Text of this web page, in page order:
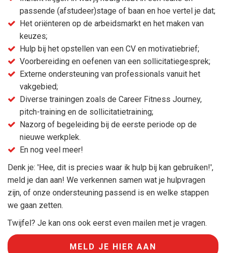
passende (afstudeer)stage of baan en hoe vertel je dat;
Het oriënteren op de arbeidsmarkt en het maken van
keuzes;
Hulp bij het opstellen van een CV en motivatiebrief;
Voorbereiding en oefenen van een sollicitatiegesprek;
Externe ondersteuning van professionals vanuit het
vakgebied;
Diverse trainingen zoals de Career Fitness Journey,
pitch-training en de sollicitatietraining;
Nazorg of begeleiding bij de eerste periode op de
nieuwe werkplek.
En nog veel meer!
Denk je: 'Hee, dit is precies waar ik hulp bij kan gebruiken!',
meld je dan aan! We verkennen samen wat je hulpvragen
zijn, of onze ondersteuning passend is en welke stappen
we gaan zetten.
Twijfel? Je kan ons ook eerst even mailen met je vragen.
MELD JE HIER AAN